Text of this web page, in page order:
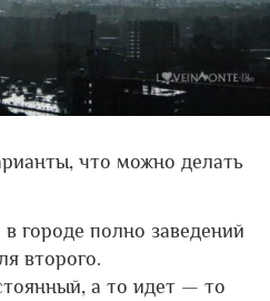
что можно делать
городе полно заведений
второго.
а то идет — то